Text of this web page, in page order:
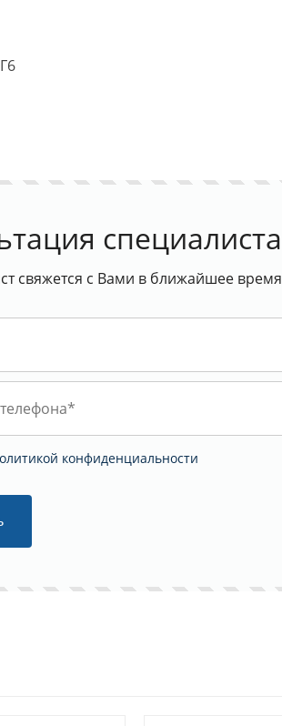
специалиста
свяжется с Вами в ближайшее время
конфиденциальности